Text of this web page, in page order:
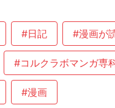
#日記 #漫画が
#コルクラボマンガ専
#漫画